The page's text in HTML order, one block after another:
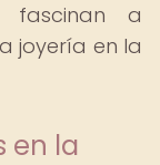
fascinan a
joyería en la
en la